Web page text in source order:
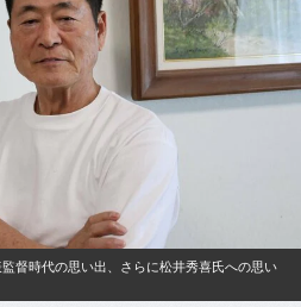
督時代の思い出、さらに松井秀喜氏への思い